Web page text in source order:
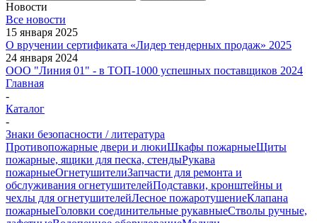
Новости
Все новости
15 января 2025
О вручении сертификата «Лидер тендерных продаж» 2025
24 января 2024
ООО "Линия 01" - в ТОП-1000 успешных поставщиков 2024
Главная
-
Каталог
-
Знаки безопасности / литература
Противопожарные двери и люкиШкафы пожарныеЩиты
пожарные, ящики для песка, стендыРукава
пожарныеОгнетушителиЗапчасти для ремонта и
обслуживания огнетушителейПодставки, кронштейны и
чехлы для огнетушителейЛесное пожаротушениеКлапана
пожарныеГоловки соединительные рукавныеСтволы ручные,